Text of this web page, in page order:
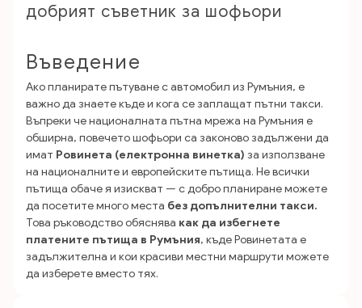
добрият съветник за шофьори
Въведение
Ако планирате пътуване с автомобил из Румъния, е
важно да знаете къде и кога се заплащат пътни такси.
Въпреки че националната пътна мрежа на Румъния е
обширна, повечето шофьори са законово задължени да
имат Ровинета (електронна винетка) за използване
на националните и европейските пътища. Не всички
пътища обаче я изискват — с добро планиране можете
да посетите много места без допълнителни такси.
Това ръководство обяснява как да избегнете
платените пътища в Румъния, къде Ровинетата е
задължителна и кои красиви местни маршрути можете
да изберете вместо тях.